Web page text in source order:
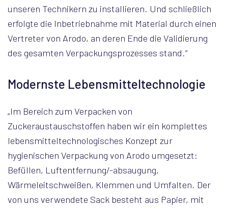
unseren Technikern zu installieren. Und schließlich
erfolgte die Inbetriebnahme mit Material durch einen
Vertreter von Arodo, an deren Ende die Validierung
des gesamten Verpackungsprozesses stand.“
Modernste Lebensmitteltechnologie
„Im Bereich zum Verpacken von
Zuckeraustauschstoffen haben wir ein komplettes
lebensmitteltechnologisches Konzept zur
hygienischen Verpackung von Arodo umgesetzt:
Befüllen, Luftentfernung/-absaugung,
Wärmeleitschweißen, Klemmen und Umfalten. Der
von uns verwendete Sack besteht aus Papier, mit